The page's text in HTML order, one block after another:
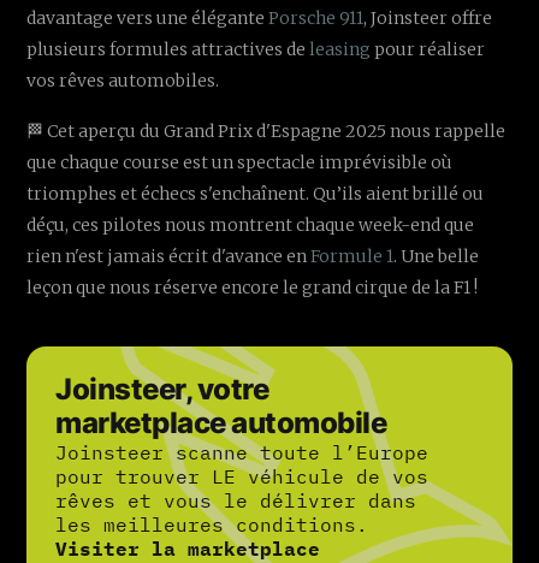
davantage vers une élégantePorsche 911, Joinsteer offre
plusieurs formules attractives deleasing pour réaliser
vos rêves automobiles.
🏁 Cet aperçu du Grand Prix d'Espagne 2025 nous rappelle
que chaque course est un spectacle imprévisible où
triomphes et échecs s'enchaînent. Qu’ils aient brillé ou
déçu, ces pilotes nous montrent chaque week-end que
rien n'est jamais écrit d'avance enFormule 1. Une belle
leçon que nous réserve encore le grand cirque de la F1 !
Joinsteer, votre
marketplace automobile
Joinsteer scanne toute l’Europe
pour trouver LE véhicule de vos
rêves et vous le délivrer dans
les meilleures conditions.
Visiter la marketplace